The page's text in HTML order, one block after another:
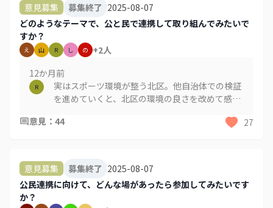
意見募集 募集終了 2025-08-07
どのようなテーマで、公と民で連携して取り組んでみたいで
すか？
え 山 R し の +2人
12か月前
R
実はスポーツ環境が整う北区。他自治体での検証
を進めていくと、北区の環境の良さを改めて感じ
意見 ： 44 27
意見募集 募集終了 2025-08-07
公民連携に向けて、どんな場があったら参加してみたいです
か？